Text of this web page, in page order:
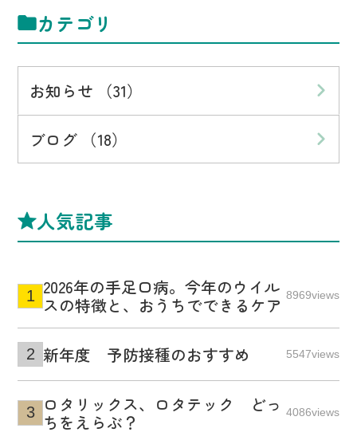
カテゴリ
お知らせ （31）
ブログ （18）
人気記事
2026年の手足口病。今年のウイル
スの特徴と、おうちでできるケア 8969views
新年度 予防接種のおすすめ 5547views
ロタリックス、ロタテック どっ
ちをえらぶ？ 4086views